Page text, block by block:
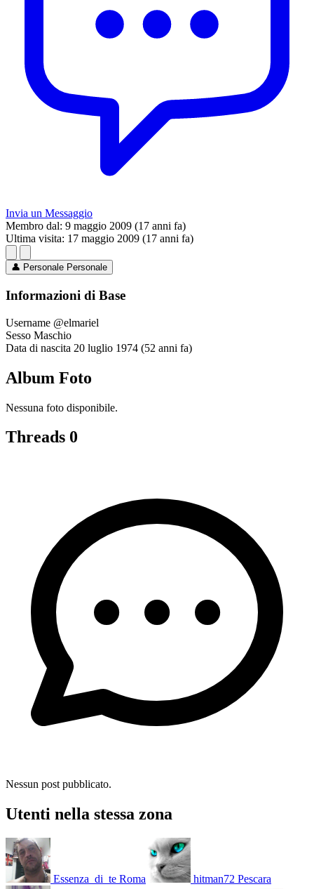
Invia un Messaggio
Membro dal: 9 maggio 2009 (17 anni fa)
Ultima visita: 17 maggio 2009 (17 anni fa)
👤 Personale Personale
Informazioni di Base
Username @elmariel
Sesso Maschio
Data di nascita 20 luglio 1974 (52 anni fa)
Album Foto
Nessuna foto disponibile.
Threads 0
Nessun post pubblicato.
Utenti nella stessa zona
Essenza_di_te Roma hitman72 Pescara